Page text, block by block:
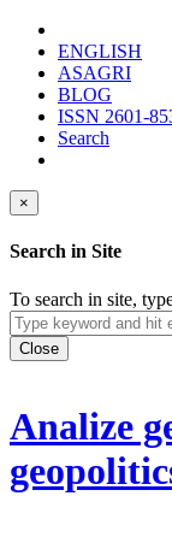
ENGLISH
ASAGRI
BLOG
ISSN 2601-
Search
×
Search in Site
To search in site,
Close
Analize